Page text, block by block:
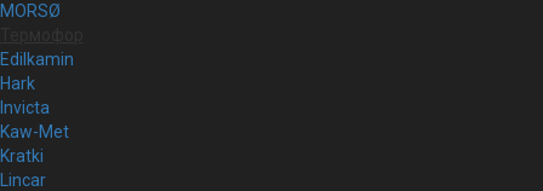
MORSØ
Edilkamin
Hark
Invicta
Kaw-Met
Kratki
Lincar